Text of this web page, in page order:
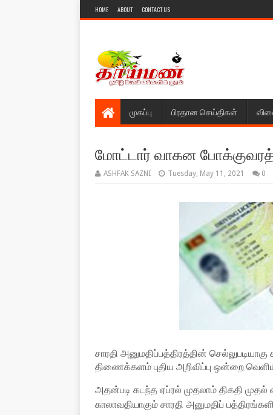
HOME ABOUT CONTACT US
முகப்பு பிரதான செய்திகள்
மோட்டார் வாகன
ASHFAK SAZNI Tuesday, May 11, 2021 0
சாரதி அனுமதிப்பத்திரத்தின்
திணைக்களம் புதிய அறிவிப்பு ஒன்றை
அதன்படி கடந்த ஏப்ரல் முதலாம் திகதி
காலாவதியாகும் சாரதி அனுமதிப்